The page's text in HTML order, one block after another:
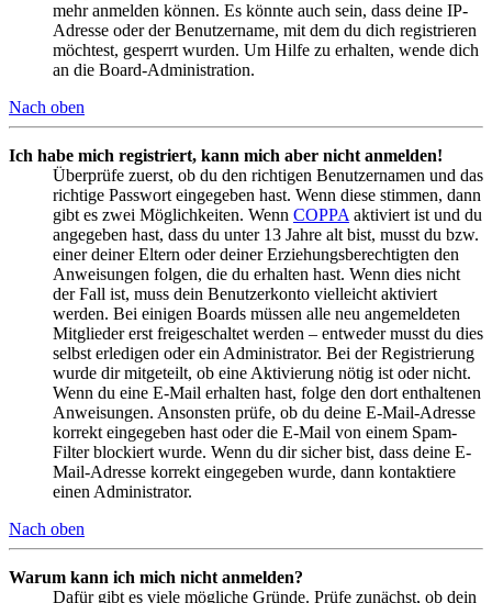
mehr anmelden können. Es könnte auch sein, dass deine IP-
Adresse oder der Benutzername, mit dem du dich registrieren
möchtest, gesperrt wurden. Um Hilfe zu erhalten, wende dich
an die Board-Administration.
Nach oben
Ich habe mich registriert, kann mich aber nicht anmelden!
Überprüfe zuerst, ob du den richtigen Benutzernamen und das
richtige Passwort eingegeben hast. Wenn diese stimmen, dann
gibt es zwei Möglichkeiten. Wenn COPPA aktiviert ist und du
angegeben hast, dass du unter 13 Jahre alt bist, musst du bzw.
einer deiner Eltern oder deiner Erziehungsberechtigten den
Anweisungen folgen, die du erhalten hast. Wenn dies nicht
der Fall ist, muss dein Benutzerkonto vielleicht aktiviert
werden. Bei einigen Boards müssen alle neu angemeldeten
Mitglieder erst freigeschaltet werden – entweder musst du dies
selbst erledigen oder ein Administrator. Bei der Registrierung
wurde dir mitgeteilt, ob eine Aktivierung nötig ist oder nicht.
Wenn du eine E-Mail erhalten hast, folge den dort enthaltenen
Anweisungen. Ansonsten prüfe, ob du deine E-Mail-Adresse
korrekt eingegeben hast oder die E-Mail von einem Spam-
Filter blockiert wurde. Wenn du dir sicher bist, dass deine E-
Mail-Adresse korrekt eingegeben wurde, dann kontaktiere
einen Administrator.
Nach oben
Warum kann ich mich nicht anmelden?
Dafür gibt es viele mögliche Gründe. Prüfe zunächst, ob dein